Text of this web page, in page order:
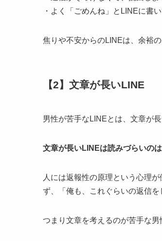
・よく「ごめんね」とLINEに書
焦りや不安からのLINEは、余裕
【2】文章が長いLINE
男性が苦手なLINEとは、文章が長
文章が長いLINEは読みづらいの
人には返報性の原理という心理
ず、「俺も、これぐらいの返信
つまり文章を考えるのが苦手な男